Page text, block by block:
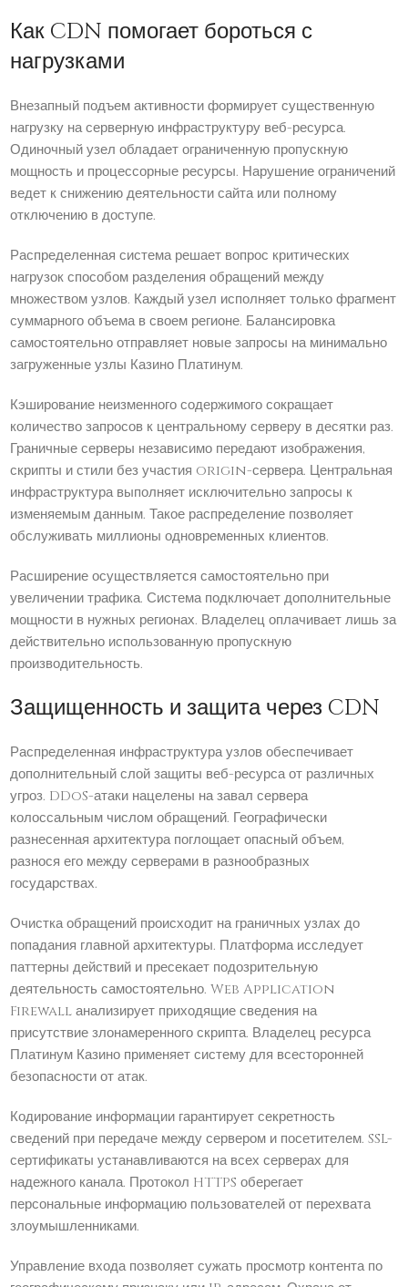
Как CDN помогает бороться с
нагрузками
Внезапный подъем активности формирует существенную
нагрузку на серверную инфраструктуру веб-ресурса.
Одиночный узел обладает ограниченную пропускную
мощность и процессорные ресурсы. Нарушение ограничений
ведет к снижению деятельности сайта или полному
отключению в доступе.
Распределенная система решает вопрос критических
нагрузок способом разделения обращений между
множеством узлов. Каждый узел исполняет только фрагмент
суммарного объема в своем регионе. Балансировка
самостоятельно отправляет новые запросы на минимально
загруженные узлы Казино Платинум.
Кэширование неизменного содержимого сокращает
количество запросов к центральному серверу в десятки раз.
Граничные серверы независимо передают изображения,
скрипты и стили без участия origin-сервера. Центральная
инфраструктура выполняет исключительно запросы к
изменяемым данным. Такое распределение позволяет
обслуживать миллионы одновременных клиентов.
Расширение осуществляется самостоятельно при
увеличении трафика. Система подключает дополнительные
мощности в нужных регионах. Владелец оплачивает лишь за
действительно использованную пропускную
производительность.
Защищенность и защита через CDN
Распределенная инфраструктура узлов обеспечивает
дополнительный слой защиты веб-ресурса от различных
угроз. DDoS-атаки нацелены на завал сервера
колоссальным числом обращений. Географически
разнесенная архитектура поглощает опасный объем,
разнося его между серверами в разнообразных
государствах.
Очистка обращений происходит на граничных узлах до
попадания главной архитектуры. Платформа исследует
паттерны действий и пресекает подозрительную
деятельность самостоятельно. Web Application
Firewall анализирует приходящие сведения на
присутствие злонамеренного скрипта. Владелец ресурса
Платинум Казино применяет систему для всесторонней
безопасности от атак.
Кодирование информации гарантирует секретность
сведений при передаче между сервером и посетителем. SSL-
сертификаты устанавливаются на всех серверах для
надежного канала. Протокол HTTPS оберегает
персональные информацию пользователей от перехвата
злоумышленниками.
Управление входа позволяет сужать просмотр контента по